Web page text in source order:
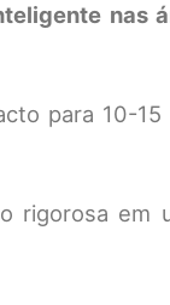
nas
para 10-15
rigorosa em